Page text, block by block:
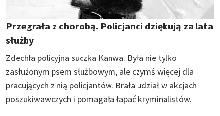
Przegrała z chorobą. Policjanci dziękują za lata
służby
Zdechła policyjna suczka Kanwa. Była nie tylko
zasłużonym psem służbowym, ale czymś więcej dla
pracujących z nią policjantów. Brała udział w akcjach
poszukiwawczych i pomagała łapać kryminalistów.